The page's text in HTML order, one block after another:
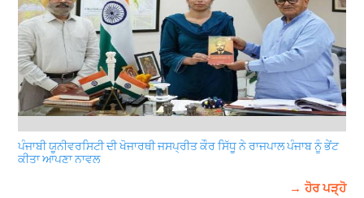
ਪੰਜਾਬੀ ਯੂਨੀਵਰਸਿਟੀ ਦੀ ਖੋਜਾਰਥੀ ਜਸਪ੍ਰੀਤ ਕੌਰ ਸਿੱਧੂ ਨੇ ਰਾਜਪਾਲ ਪੰਜਾਬ ਨੂੰ ਭੇਂਟ
ਕੀਤਾ ਆਪਣਾ ਨਾਵਲ
→ ਹੋਰ ਪੜ੍ਹੋ